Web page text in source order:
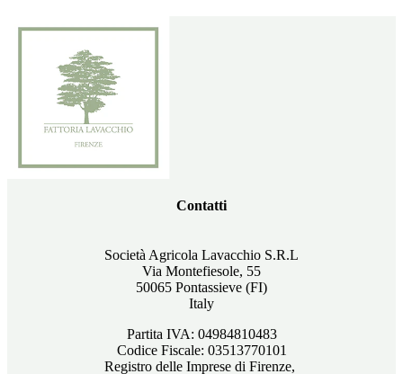
Contatti
Società Agricola Lavacchio S.R.L
Via Montefiesole, 55
50065 Pontassieve (FI)
Italy
Partita IVA: 04984810483
Codice Fiscale: 03513770101
Registro delle Imprese di Firenze,